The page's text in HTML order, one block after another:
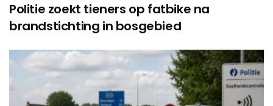
Politie zoekt tieners op fatbike na
brandstichting in bosgebied